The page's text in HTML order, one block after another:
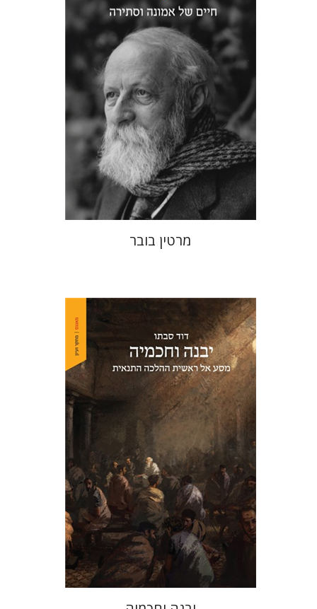
הנחת אתר ספר מודפס
$35
$32
מרטין בובר
דוד סבתו
הנחת אתר ספר מודפס
$46
$41